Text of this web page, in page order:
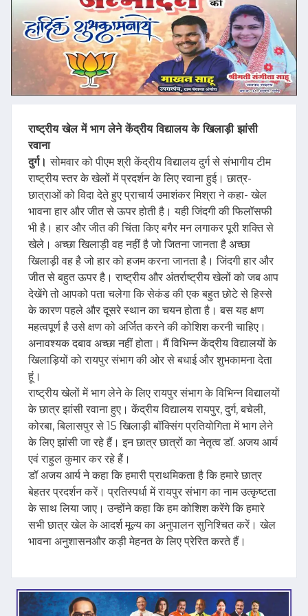
राष्ट्रीय खेल में भाग लेने केंद्रीय विद्यालय के खिलाड़ी झांसी
रवाना
दुर्ग।सोमवार को पीएम श्री केंद्रीय विद्यालय दुर्ग से संभागीय टीम
राष्ट्रीय स्तर के खेलों में प्रदर्शन के लिए रवाना हुई। छात्र-
छात्राओं को विदा देते हुए प्राचार्य उमाशंकर मिश्रा ने कहा- खेल
भावना हार और जीत से ऊपर होती है। यही जिंदगी की फिलॉसफी
भी है। हार और जीत की चिंता किए बगैर मन लगाकर पूरी शक्ति से
खेले। अच्छा खिलाड़ी वह नहीं है जो जितना जानता है अच्छा
खिलाड़ी वह है जो हार को हजम करना जानता है। जिंदगी हार और
जीत से बहुत ऊपर है। राष्ट्रीय और अंतर्राष्ट्रीय खेलों को जब आप
देखेंगे तो आपको पता चलेगा कि सेकंड की एक बहुत छोटे से हिस्से
के कारण पहले और दूसरे स्थान का चयन होता है। बस यह क्षण
महत्वपूर्ण है उसे क्षण को अर्जित करने की कोशिश करनी चाहिए।
अनावश्यक दबाव अच्छा नहीं होता। मैं विभिन्न केंद्रीय विद्यालयों के
खिलाड़ियों को रायपुर संभाग की ओर से बधाई और शुभकामना देता
हूं।
राष्ट्रीय खेलों में भाग लेने के लिए रायपुर संभाग के विभिन्न विद्यालयों
के छात्र झांसी रवाना हुए। केंद्रीय विद्यालय रायपुर, दुर्ग, बचेली,
कोरबा, बिलासपुर से 15 खिलाड़ी बॉक्सिंग प्रतियोगिता में भाग लेने
के लिए झांसी जा रहे हैं। इन छात्र छात्रों का नेतृत्व डॉ. अजय आर्य
एवं राहुल कुमार कर रहे हैं।
डॉ अजय आर्य ने कहा कि हमारी प्राथमिकता है कि हमारे छात्र
बेहतर प्रदर्शन करें। प्रतिस्पर्धा में रायपुर संभाग का नाम उत्कृष्टता
के साथ लिया जाए। उन्होंने कहा कि हम कोशिश करेंगे कि हमारे
सभी छात्र खेल के आदर्श मूल्य का अनुपालन सुनिश्चित करें। खेल
भावना अनुशासनऔर कड़ी मेहनत के लिए प्रेरित करते हैं।